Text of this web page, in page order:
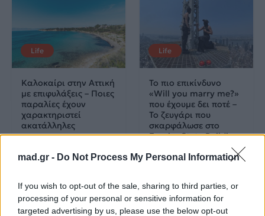
mad.gr - Do Not Process My Personal Information
If you wish to opt-out of the sale, sharing to third parties, or
processing of your personal or sensitive information for
targeted advertising by us, please use the below opt-out
Life
Καλοκαίρι στην Αττική
με επιφυλάξεις – Ποιες
παραλίες έχουν
χαρακτηριστεί
ακατάλληλες
04.07.2026
Life
Το πιο επικίνδυνο
«Will you marry me?»
που έχουμε δει ποτέ –
Το ζευγάρι που
σκαρφάλωσε στο
Empire State Building
02.07.2026